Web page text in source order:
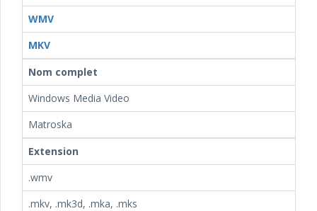
WMV
MKV
Nom complet
Windows Media Video
Matroska
Extension
.wmv
.mkv, .mk3d, .mka, .mks